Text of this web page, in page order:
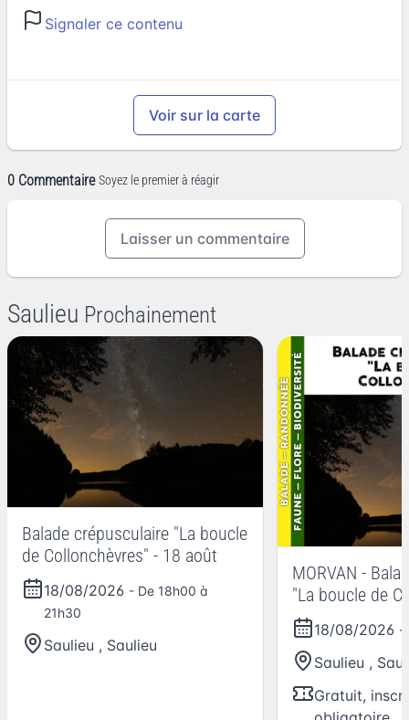
Signaler ce contenu
Voir sur la carte
0 Commentaire Soyez le premier à réagir
Laisser un commentaire
Saulieu Prochainement
Balade crépusculaire "La boucle
de Collonchèvres" - 18 août
18/08/2026 - De 18h00 à
21h30
Saulieu , Saulieu
MORVAN -
"La boucle de
18/08/2026 -
Saulieu ,
Gratuit,